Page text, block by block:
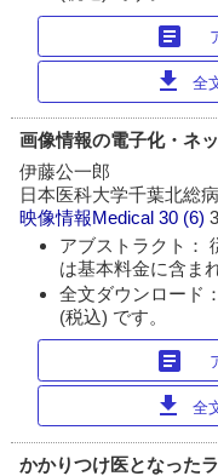
article
download 全
画像情報の電子化・ネ
伊藤公一郎
日本医科大学千葉北総
映像情報Medical 30 (6)
アブストラクト：
は基本料金に含ま
全文ダウンロード
(税込) です。
article
download 全
かかりつけ医となった